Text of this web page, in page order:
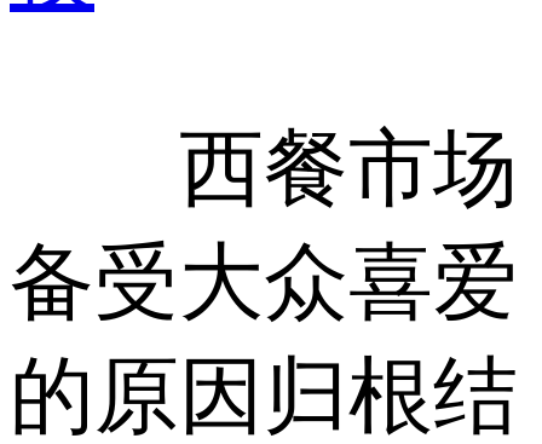
西餐市场
备受大众喜爱
的原因归根结